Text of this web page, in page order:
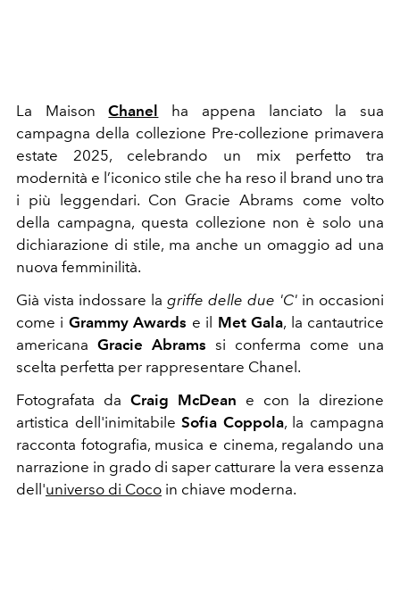
La MaisonChanel
ha appena lanciato la sua
campagna della collezione Pre-collezione primavera
estate 2025, celebrando un mix perfetto tra
modernità e l’iconico stile che ha reso il brand uno tra
i più leggendari. Con Gracie Abrams come volto
della campagna, questa collezione non è solo una
dichiarazione di stile, ma anche un omaggio ad una
nuova femminilità.
Già vista indossare la griffe delle due 'C' in occasioni
come i Grammy Awards e il Met Gala, la cantautrice
americana Gracie Abrams si conferma come una
scelta perfetta per rappresentare Chanel.
Fotografata da Craig McDean e con la direzione
artistica dell'inimitabileSofia Coppola, la campagna
racconta fotografia, musica e cinema, regalando una
narrazione in grado di saper catturare la vera essenza
dell'universo di Coco in chiave moderna.